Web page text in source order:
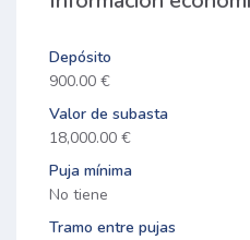
Depósito
900.00 €
Valor de subasta
18,000.00 €
Puja mínima
No tiene
Tramo entre pujas